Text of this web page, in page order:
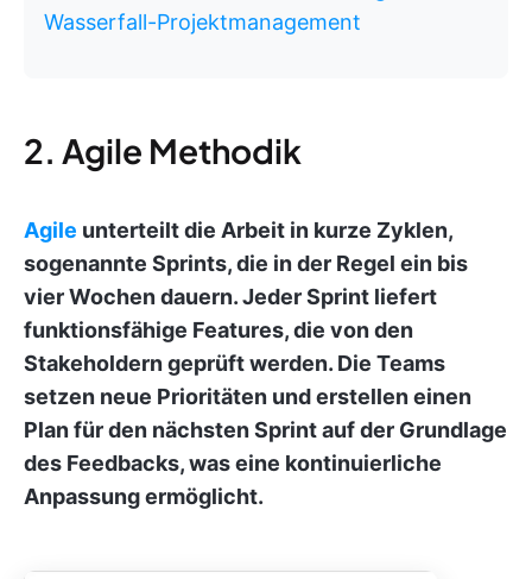
Wasserfall-Projektmanagement
2. Agile Methodik
Agile unterteilt die Arbeit in kurze Zyklen,
sogenannte Sprints, die in der Regel ein bis
vier Wochen dauern. Jeder Sprint liefert
funktionsfähige Features, die von den
Stakeholdern geprüft werden. Die Teams
setzen neue Prioritäten und erstellen einen
Plan für den nächsten Sprint auf der Grundlage
des Feedbacks, was eine kontinuierliche
Anpassung ermöglicht.